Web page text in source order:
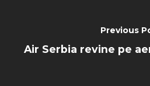
Previous
Air Serbia revine pe